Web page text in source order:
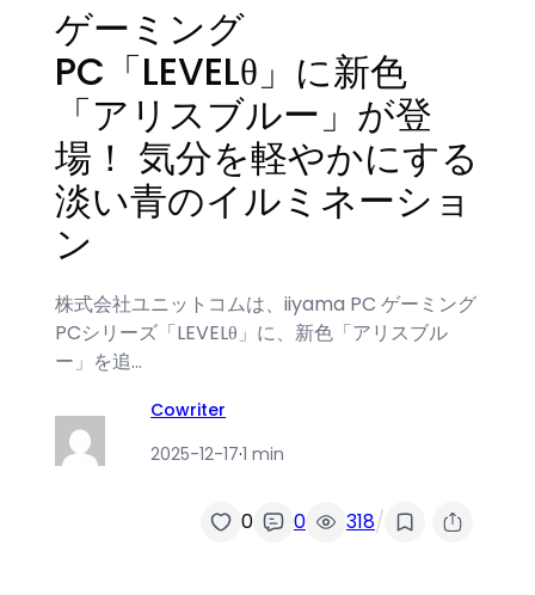
ゲーミング
PC「LEVELθ」に新色
「アリスブルー」が登
場！ 気分を軽やかにする
淡い青のイルミネーショ
ン
株式会社ユニットコムは、iiyama PC ゲーミング
PCシリーズ「LEVELθ」に、新色「アリスブル
ー」を追…
Cowriter
2025-12-17·1 min
0 0 318/